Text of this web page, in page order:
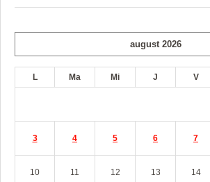
august 2026
L Ma Mi J V
3 4 5 6 7
10 11 12 13 14